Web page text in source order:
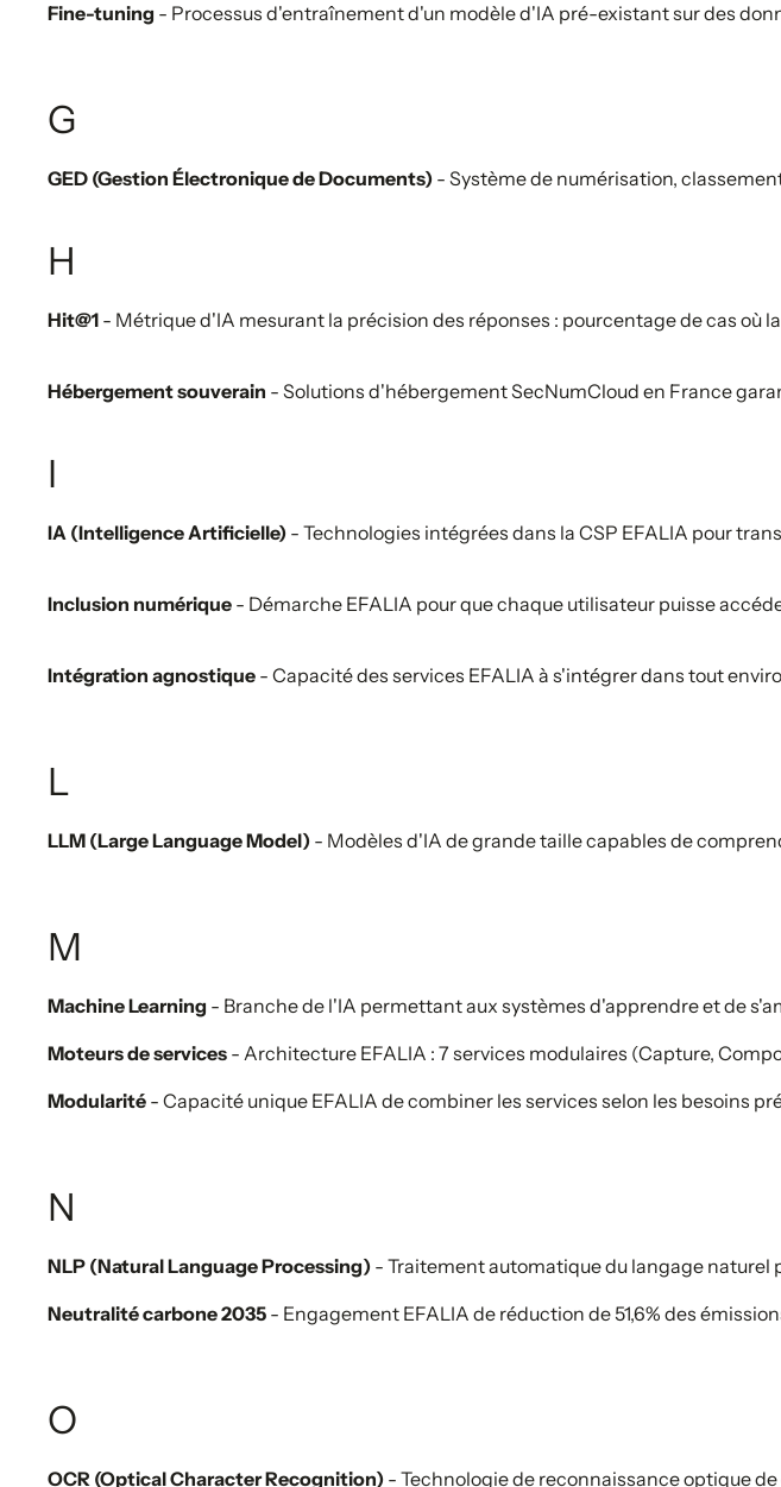
Fine-tuning - Processus d'entraînement d'un modèle d'IA pré-existant sur des
G
GED (Gestion Électronique de Documents) - Système de numérisation,
H
Hit@1 - Métrique d'IA mesurant la précision des réponses : pourcentage de cas où
Hébergement souverain - Solutions d'hébergement SecNumCloud en France
I
IA (Intelligence Artificielle) - Technologies intégrées dans la CSP EFALIA pour
Inclusion numérique - Démarche EFALIA pour que chaque utilisateur puisse
Intégration agnostique - Capacité des services EFALIA à s'intégrer dans tout
L
LLM (Large Language Model) - Modèles d'IA de grande taille capables de
M
Machine Learning - Branche de l'IA permettant aux systèmes d'apprendre et de
Moteurs de services - Architecture EFALIA : 7 services modulaires (Capture,
Modularité - Capacité unique EFALIA de combiner les services selon les besoins
N
NLP (Natural Language Processing) - Traitement automatique du langage
Neutralité carbone 2035 - Engagement EFALIA de réduction de 51,6% des
O
OCR (Optical Character Recognition) - Technologie de reconnaissance optique